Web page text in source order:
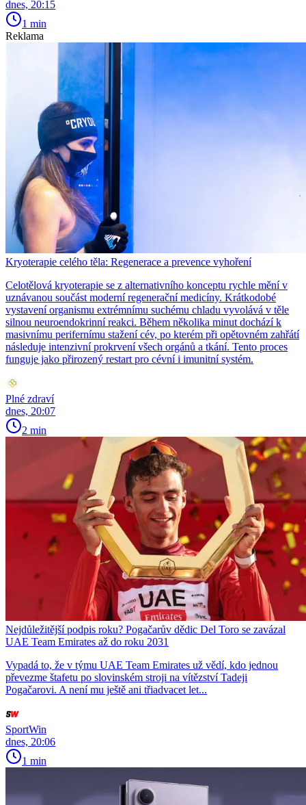
dnes, 20:15
1 min
Reklama
Kryoterapie celého těla: Regenerace a prevence vyhoření
Celotělová kryoterapie se z alternativního konceptu rychle mění v
uznávanou součást moderní regenerační medicíny. Krátkodobé
vystavení organismu extrémnímu suchému chladu vyvolává v těle
silnou neuroendokrinní reakci. Během několika minut dochází k
masivnímu perifernímu stažení cév, po kterém při opětovném zahřátí
následuje intenzivní prokrvení všech orgánů a tkání. Tento proces
funguje jako přirozený restart pro cévní i imunitní systém.
Plné zdraví
dnes, 20:07
2 min
Nejdůležitější podpis roku? Pogačarův dědic Del Toro se zavázal
UAE Team Emirates až do roku 2031
Vypadá to, že v týmu UAE Team Emirates už vědí, kdo jednou
převezme štafetu po slovinském stroji na vítězství Tadeji
Pogačarovi. A není mu ještě ani třiadvacet let...
SportWin
dnes, 20:06
1 min